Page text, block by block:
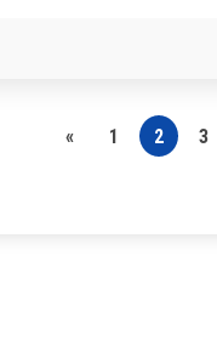
« 1 2 3